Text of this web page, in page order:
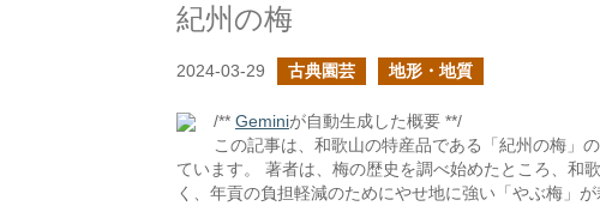
紀州の梅
2024-03-29 古典園芸 地形・地質
/** Geminiが自動生成した概要 **/
この記事は、和歌山の特産品である「紀州の梅」
ています。 著者は、梅の歴史を調べ始めたところ、和
く、年貢の負担軽減のためにやせ地に強い「やぶ梅」